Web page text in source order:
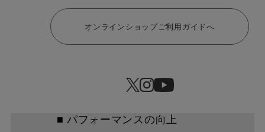
オンラインショップご利用ガイドへ
筋膜の働きとは
「筋膜リリース」とは
■ パフォーマンスの向上